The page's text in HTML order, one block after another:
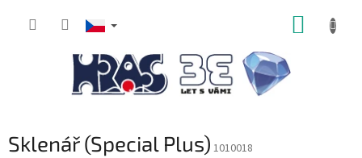
Sklenář (Special Plus) 1010018